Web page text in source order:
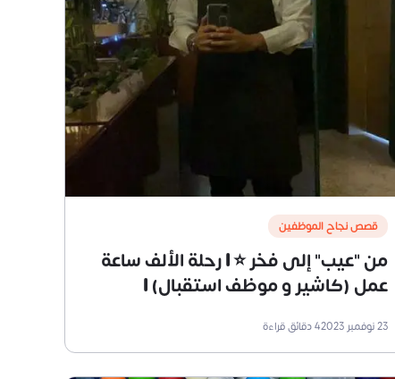
قصص نجاح الموظفين
من "عيب" إلى فخر ⭐ | رحلة الألف ساعة
عمل (كاشير و موظف استقبال) |
23 نوفمبر 2023 4دقائق قراءة